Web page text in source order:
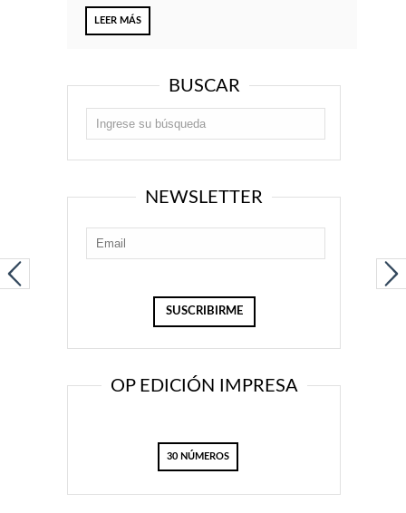
LEER MÁS
BUSCAR
NEWSLETTER
OP EDICIÓN IMPRESA
30 NÚMEROS